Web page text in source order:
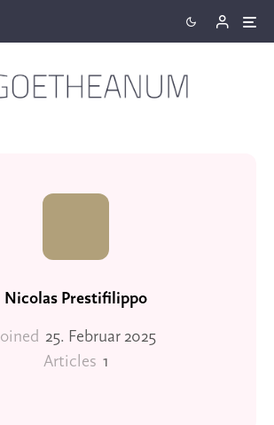
Nicolas Prestifilippo
Joined 25. Februar 2025
Articles 1